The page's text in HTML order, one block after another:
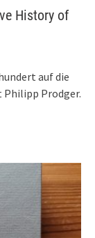
History of
auf die
Philipp Prodger.